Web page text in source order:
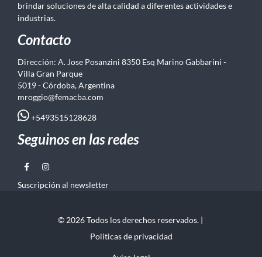
brindar soluciones de alta calidad a diferentes actividades e
industrias.
Contacto
Dirección: A. Jose Posanzini 8350 Esq Marino Gabbarini -
Villa Gran Parque
5019 - Córdoba, Argentina
mroggio@femacba.com
+5493515128628
Seguinos en las redes
Suscripción al newsletter
© 2026 Todos los derechos reservados. |
Politicas de privacidad